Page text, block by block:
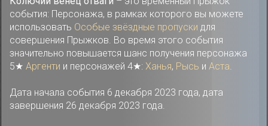
события: Персонажа, в рамках которого вы можете
использовать Особые звёздные пропуски для
совершения Прыжков. Во время этого события
значительно повышается шанс получения персонажа
5★ Аргенти и персонажей 4★: Ханья, Рысь и Аста.
Дата начала события 6 декабря 2023 года, дата
завершения 26 декабря 2023 года.